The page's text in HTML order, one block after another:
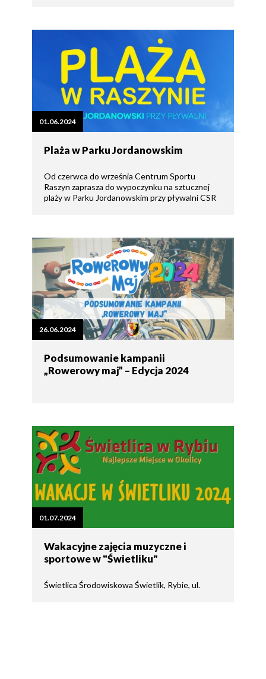
01.06.2024
Plaża w Parku Jordanowskim
Od czerwca do września Centrum Sportu
Raszyn zaprasza do wypoczynku na sztucznej
plaży w Parku Jordanowskim przy pływalni CSR
26.06.2024
Podsumowanie kampanii
„Rowerowy maj” – Edycja 2024
01.07.2024
Wakacyjne zajęcia muzyczne i
sportowe w "Świetliku"
Świetlica Środowiskowa Świetlik, Rybie, ul.